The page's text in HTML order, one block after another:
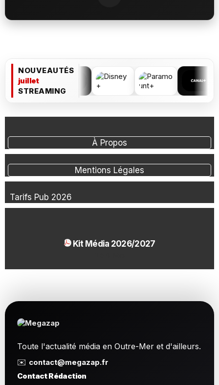
NOUVEAUTÉS
juillet
STREAMING
À Propos
Mentions Légales
Tarifs Pub 2026
Kit Média 2026/2027
Toute l'actualité média en Outre-Mer et d'ailleurs.
✉️ contact@megazap.fr
Contact Rédaction